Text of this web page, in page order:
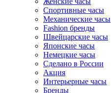
Спортивные часы
Механические часы
Fashion бренды
Швейцарские часы
Японские часы
Немецкие часы
Сделано в России
Акция
Интерьерные часы
Бренды